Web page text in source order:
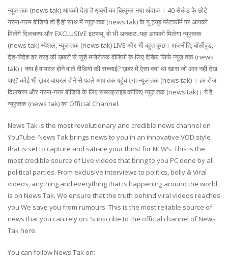
न्यूज़ तक (news tak) आपको देता है ख़बरों का बिल्कुल नया अंदाज । 40 सेकंड के छोटे
गरमा-गरम वीडियो तो हैं ही साथ में न्यूज़ तक (news tak) के यू ट्यूब प्लेटफॉर्म पर आपको
मिलेंगे दिलचस्प और EXCLUSIVE इंटरव्यू, वो भी अनकट..यहां आपको मिलेगा न्यूज़तक
(news tak) स्पेशल, न्यूज़ तक (news tak) LIVE और भी बहुत कुछ। राजनीति, बॉलीवुड,
देश-विदेश हर तरह की ख़बरों से जुड़े मनोरंजक वीडियो के लिए देखिए सिर्फ न्यूज़ तक (news
tak)। क्या है वायरल होने वाले वीडियो की सच्चाई? ख़बर में ऐसा क्या था खास जो आप नहीं देख
पाए? कोई भी ख़बर वायरल होने से पहले आप तक पहुंचाएगा न्यूज़ तक (news tak) । हर रोज
दिलचस्प और गरमा-गरम वीडियो के लिए सब्सक्राइब कीजिए न्यूज़ तक (news tak)। ये है
न्यूज़तक (news tak) का Official Channel.
News Tak is the most revolutionary and credible news channel on
YouTube. News Tak brings news to you in an innovative VOD style
that is set to capture and satiate your thirst for NEWS. This is the
most credible source of Live videos that bring to you PC done by all
political parties. From exclusive interviews to politics, bolly & Viral
videos, anything and everything that is happening around the world
is on News Tak. We ensure that the truth behind viral videos reaches
you.We save you from rumours. This is the most reliable source of
news that you can rely on. Subscribe to the official channel of News
Tak here.
You can follow News Tak on: